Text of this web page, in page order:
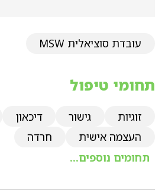
עובדת סוציאלית MSW
תחומי טיפול
זוגיות גישור דיכאון
העצמה אישית
חרדה
תחומים נוספים...